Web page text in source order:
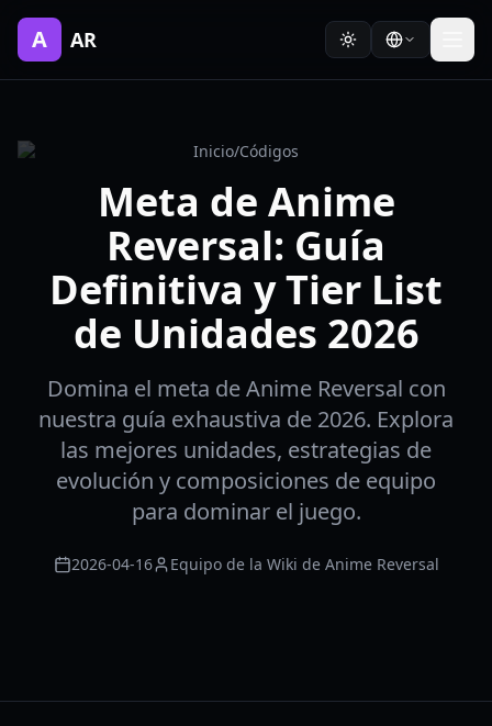
A AR
Inicio/Códigos
Meta de Anime
Reversal: Guía
Definitiva y Tier List
de Unidades 2026
Domina el meta de Anime Reversal con
nuestra guía exhaustiva de 2026. Explora
las mejores unidades, estrategias de
evolución y composiciones de equipo
para dominar el juego.
2026-04-16 Equipo de la Wiki de Anime Reversal